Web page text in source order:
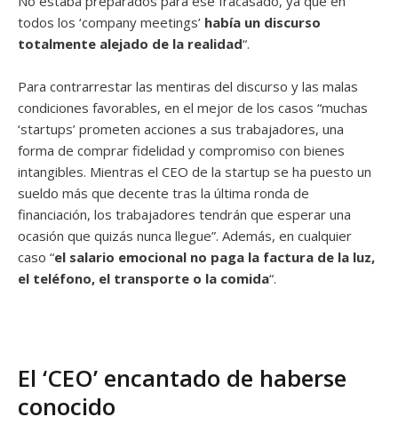
todos los ‘company meetings’ había un discurso
totalmente alejado de la realidad“.
Para contrarrestar las mentiras del discurso y las malas
condiciones favorables, en el mejor de los casos “muchas
‘startups’ prometen acciones a sus trabajadores, una
forma de comprar fidelidad y compromiso con bienes
intan­gibles. Mientras el CEO de la startup se ha puesto un
sueldo más que decente tras la última ronda de
financiación, los trabajadores tendrán que esperar una
ocasión que quizás nunca llegue”. Además, en cualquier
caso “el sala­rio emocional no paga la factura de la luz,
el teléfono, el transporte o la comida“.
El ‘CEO’ encantado de haberse
conocido